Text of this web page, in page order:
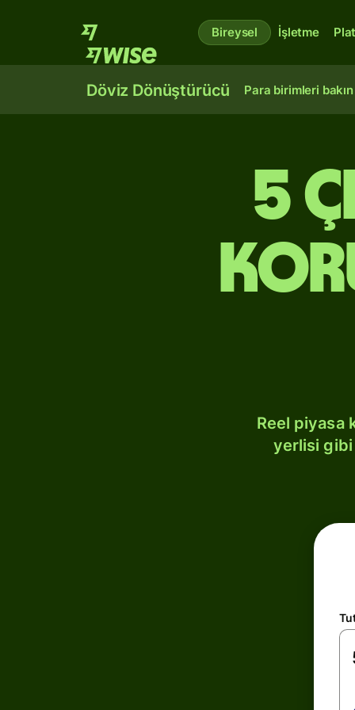
Bireysel İşletme
Döviz Dönüştürücü Para birimleri bakın
5
Reel piyasa
yerlisi gibi